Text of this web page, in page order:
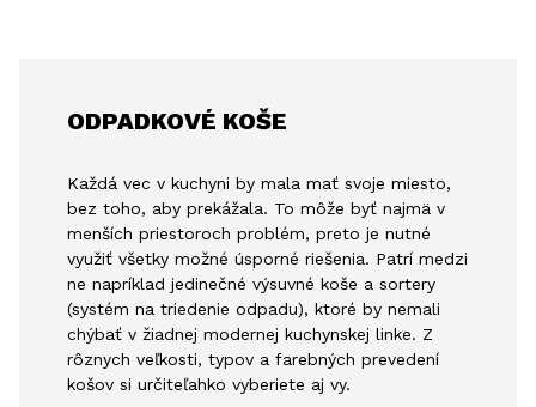
ODPADKOVÉ KOŠE
Každá vec v kuchyni by mala mať svoje miesto,
bez toho, aby prekážala. To môže byť najmä v
menších priestoroch problém, preto je nutné
využiť všetky možné úsporné riešenia. Patrí medzi
ne napríklad jedinečné výsuvné koše a sortery
(systém na triedenie odpadu), ktoré by nemali
chýbať v žiadnej modernej kuchynskej linke. Z
rôznych veľkosti, typov a farebných prevedení
košov si určiteľahko vyberiete aj vy.